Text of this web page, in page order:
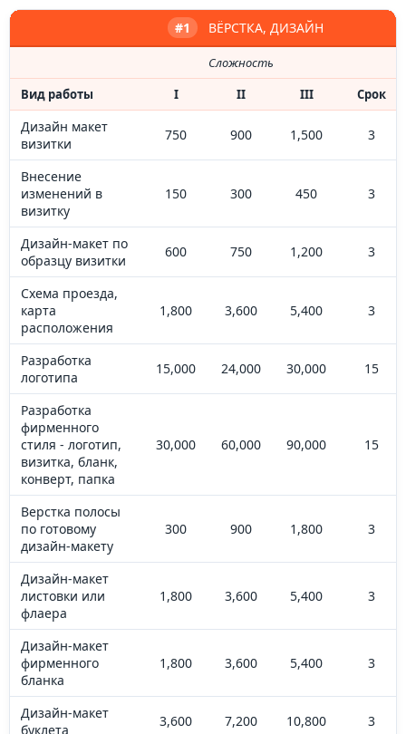
#1 ВЁРСТКА, ДИЗАЙН
Сложность
Вид работы
I II III Срок
Дизайн макет
визитки
750 900 1,500 3
Внесение
изменений в
визитку
150 300 450 3
Дизайн-макет по
образцу визитки
600 750 1,200 3
Схема проезда,
карта
расположения
1,800 3,600 5,400 3
Разработка
логотипа
15,000 24,000 30,000 15
Разработка
фирменного
стиля - логотип,
визитка, бланк,
конверт, папка
30,000 60,000 90,000 15
Верстка полосы
по готовому
дизайн-макету
300 900 1,800 3
Дизайн-макет
листовки или
флаера
1,800 3,600 5,400 3
Дизайн-макет
фирменного
бланка
1,800 3,600 5,400 3
Дизайн-макет
буклета
3,600 7,200 10,800 3